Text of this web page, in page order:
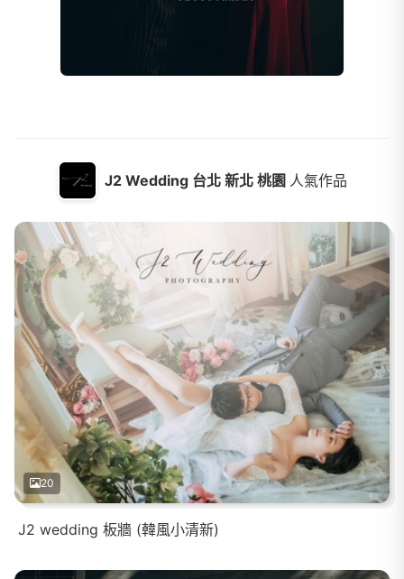
J2 Wedding 台北 新北 桃園 人氣作品
20
J2 wedding 板牆 (韓風小清新)